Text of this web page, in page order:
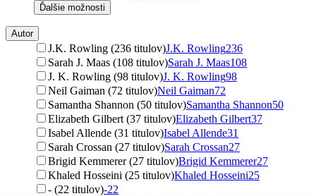
Ďalšie možnosti
Autor
J.K. Rowling (236 titulov)J.K. Rowling236
Sarah J. Maas (108 titulov)Sarah J. Maas108
J. K. Rowling (98 titulov)J. K. Rowling98
Neil Gaiman (72 titulov)Neil Gaiman72
Samantha Shannon (50 titulov)Samantha Shannon50
Elizabeth Gilbert (37 titulov)Elizabeth Gilbert37
Isabel Allende (31 titulov)Isabel Allende31
Sarah Crossan (27 titulov)Sarah Crossan27
Brigid Kemmerer (27 titulov)Brigid Kemmerer27
Khaled Hosseini (25 titulov)Khaled Hosseini25
- (22 titulov)-22